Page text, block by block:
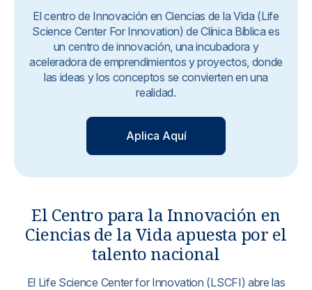
Servicios Especializados
Otros Servicios
Investigación, Innovación y Docencia
Sedes
Noticias y blog
El centro de Innovación en Ciencias de la Vida (Life
Science Center For Innovation) de Clínica Bíblica es
un centro de innovación, una incubadora y
aceleradora de emprendimientos y proyectos, donde
las ideas y los conceptos se convierten en una
realidad.
Aplica Aquí
El Centro para la Innovación en
Ciencias de la Vida apuesta por el
talento nacional
El Life Science Center for Innovation (LSCFI) abre las